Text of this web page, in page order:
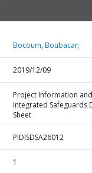
Bocoum, Boubacar;
2019/12/09
Project Information and
Integrated Safeguards
Sheet
PIDISDSA26012
1